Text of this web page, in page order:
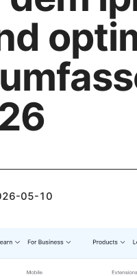
05-10